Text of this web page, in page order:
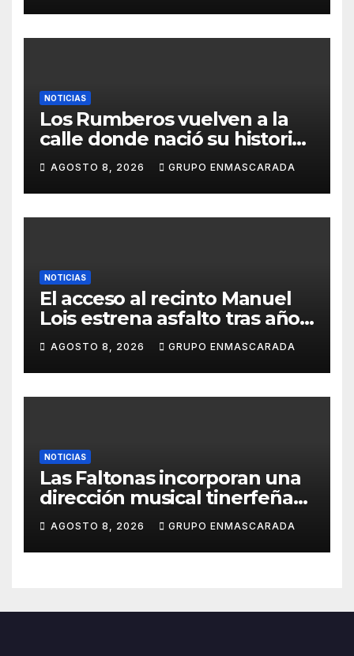
NOTICIAS
Los Rumberos vuelven a la
calle donde nació su historia:
51 años después, el mismo
barrio, el mismo orgullo
AGOSTO 8, 2026 GRUPO ENMASCARADA
NOTICIAS
El acceso al recinto Manuel
Lois estrena asfalto tras años
de espera
AGOSTO 8, 2026 GRUPO ENMASCARADA
NOTICIAS
Las Faltonas incorporan una
dirección musical tinerfeña
para afrontar con ilusión el
Carnaval de Lanzarote
AGOSTO 8, 2026 GRUPO ENMASCARADA